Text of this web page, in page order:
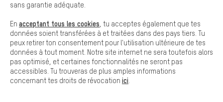
ASSOS Tactica Tech T5 T-shirt
À PARTIR DE37,99€
sans garantie adéquate.
En acceptant tous les cookies , tu acceptes également que tes
données soient transférées à et traitées dans des pays tiers. Tu
peux retirer ton consentement pour l'utilisation ultérieure de tes
données à tout moment. Notre site internet ne sera toutefois alors
pas optimisé, et certaines fonctionnalités ne seront pas
accessibles. Tu trouveras de plus amples informations
concernant tes droits de révocation ici